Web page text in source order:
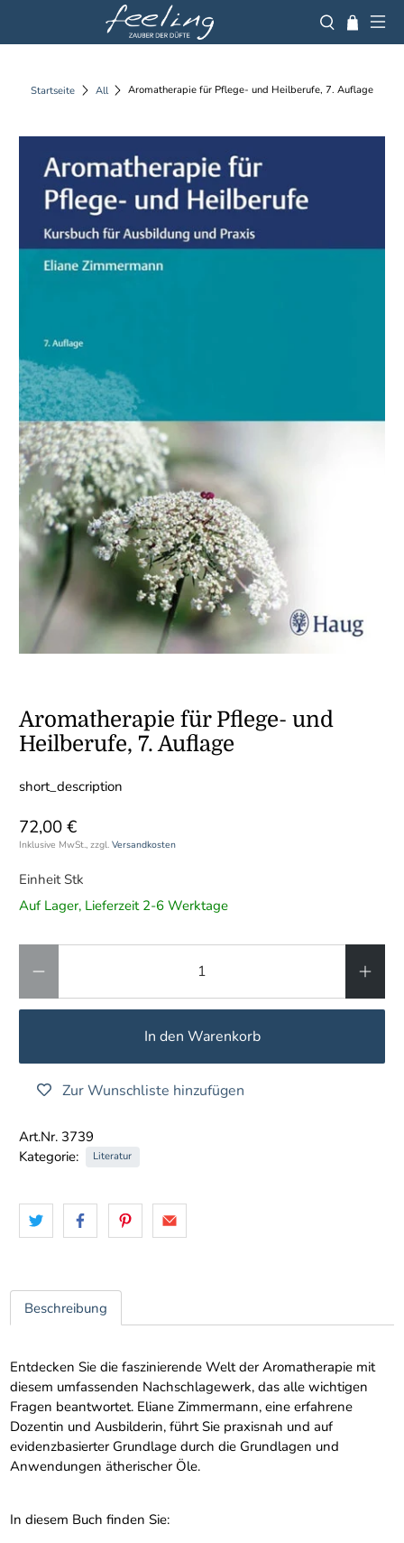
Startseite All Aromatherapie für Pflege- und Heilberufe, 7. Auflage
Aromatherapie für Pflege- und
Heilberufe, 7. Auflage
short_description
72,00 €
Inklusive MwSt., zzgl.Versandkosten
Einheit Stk
Auf Lager, Lieferzeit 2-6 Werktage
In den Warenkorb
Zur Wunschliste hinzufügen
Art.Nr. 3739
Kategorie:
Literatur
Beschreibung
Entdecken Sie die faszinierende Welt der Aromatherapie mit
diesem umfassenden Nachschlagewerk, das alle wichtigen
Fragen beantwortet. Eliane Zimmermann, eine erfahrene
Dozentin und Ausbilderin, führt Sie praxisnah und auf
evidenzbasierter Grundlage durch die Grundlagen und
Anwendungen ätherischer Öle.
In diesem Buch finden Sie: